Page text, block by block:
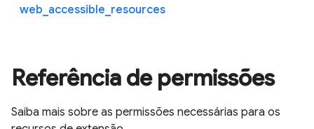
web_accessible_resources
Referência de permissões
Saiba mais sobre as permissões necessárias para os